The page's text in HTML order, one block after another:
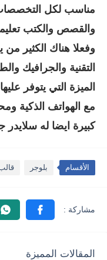
مناسب لكل التخصصات
والقصص والكتب
وفعلا هناك الكثير
التقنية والجرافيك
الميزة التي يتوفر
مع الهواتف الذكية
كبيرة ايضا له
الأقسام بلوجر
المقالات المميزة